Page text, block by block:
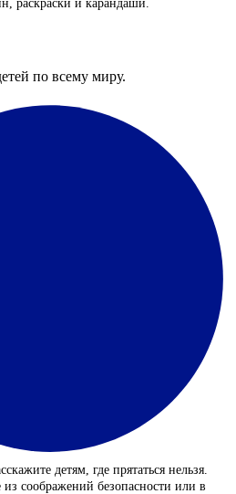
раскраски и карандаши.
по всему миру.
детям, где прятаться нельзя.
соображений безопасности или в